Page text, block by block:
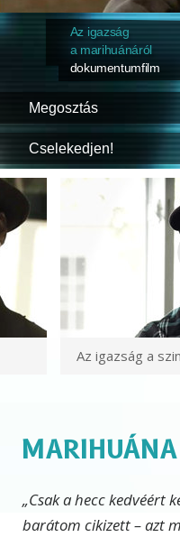
Az igazság
a marihuánáról
dokumentumfilm
Megosztás
Cselekedjen!
Az igazság a
MARIHUÁNA
„Csak a hecc kedvéért
barátom cikizett – azt